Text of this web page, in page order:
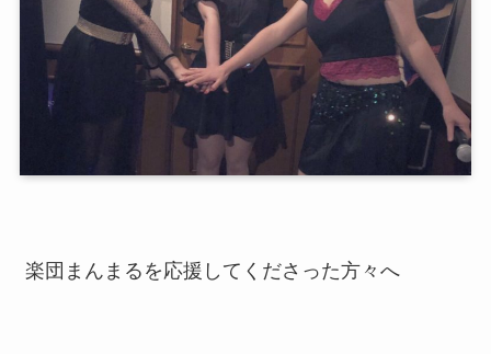
楽団まんまるを応援してくださった方々へ